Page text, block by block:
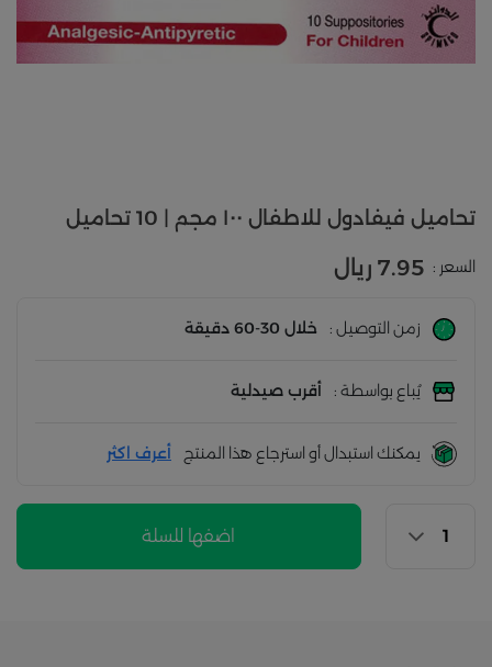
تحاميل فيفادول للاطفال ١٠٠ مجم | 10 تحاميل
السعر : 7.95 ريال
زمن التوصيل : خلال 30-60 دقيقة
يُباع بواسطة : أقرب صيدلية
يمكنك استبدال أو استرجاع هذا المنتج أعرف اكثر
اضفها للسلة